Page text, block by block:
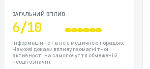
ЗАГАЛЬНИЙ ВПЛИВ
6/10
Інформаційно та не є медичною порадою.
Наукові докази впливу геомагнітної
активності на самопочуття обмежені й
неоднозначні.